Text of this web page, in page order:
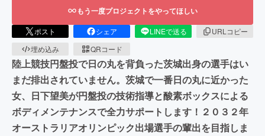
もう一度プロジェクトをやってほしい
ポスト シェア LINEで送る
URLコピー
埋め込み
QRコード
陸上競技円盤投で日の丸を背負った茨城出身の選手はい
まだ排出されていません。茨城で一番日の丸に近かった
女、日下望美が円盤投の技術指導と酸素ボックスによる
ボディメンテナンスで全力サポートします！２０３２年
オーストラリアオリンピック出場選手の輩出を目指しま